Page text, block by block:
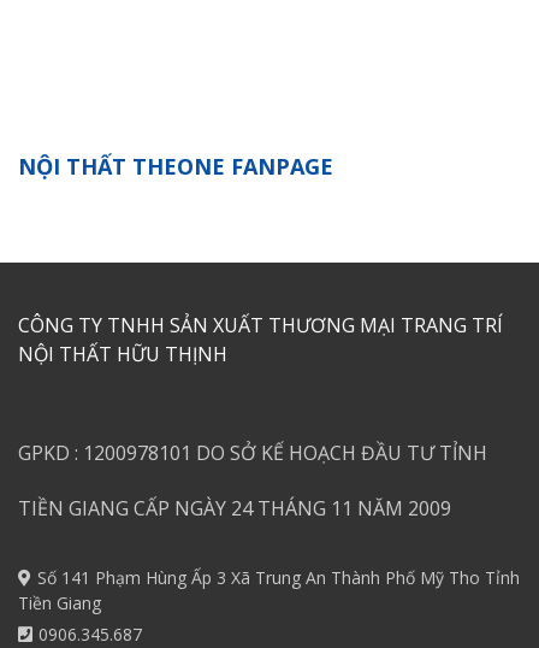
NỘI THẤT THEONE FANPAGE
CÔNG TY TNHH SẢN XUẤT THƯƠNG MẠI TRANG TRÍ
NỘI THẤT HỮU THỊNH
GPKD : 1200978101 DO SỞ KẾ HOẠCH ĐẦU TƯ TỈNH
TIỀN GIANG CẤP NGÀY 24 THÁNG 11 NĂM 2009
Số 141 Phạm Hùng Ấp 3 Xã Trung An Thành Phố Mỹ Tho Tỉnh
Tiền Giang
0906.345.687